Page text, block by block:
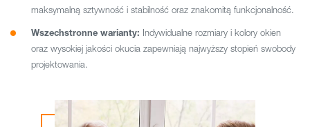
maksymalną sztywność i stabilność oraz znakomitą funkcjonalność.
Wszechstronne warianty: Indywidualne rozmiary i kolory okien
oraz wysokiej jakości okucia zapewniają najwyższy stopień swobody
projektowania.